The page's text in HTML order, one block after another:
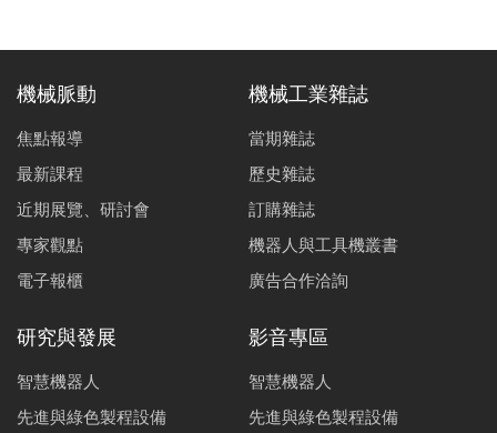
機械脈動
焦點報導
最新課程
近期展覽、研討會
專家觀點
電子報櫃
機械工業雜誌
當期雜誌
歷史雜誌
訂購雜誌
機器人與工具機叢書
廣告合作洽詢
研究與發展
智慧機器人
先進與綠色製程設備
影音專區
智慧機器人
先進與綠色製程設備